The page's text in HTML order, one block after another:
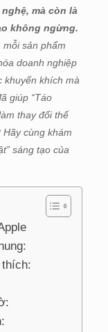
mà còn là
không ngừng.
mỗi sản phẩm
doanh nghiệp
khuyến khích mà
giúp “Táo
thay đổi thế
cùng khám
sáng tạo của